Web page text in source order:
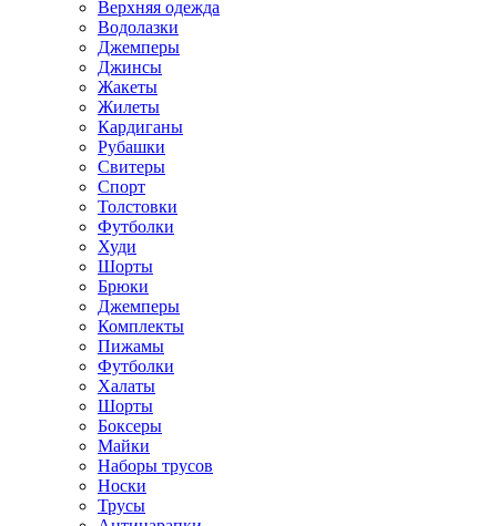
Верхняя одежда
Водолазки
Джемперы
Джинсы
Жакеты
Жилеты
Кардиганы
Рубашки
Свитеры
Спорт
Толстовки
Футболки
Худи
Шорты
Брюки
Джемперы
Комплекты
Пижамы
Футболки
Халаты
Шорты
Боксеры
Майки
Наборы трусов
Носки
Трусы